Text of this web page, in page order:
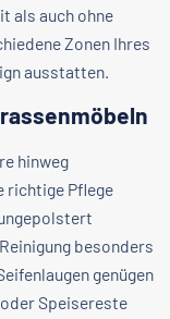
als auch ohne
Zonen Ihres
ausstatten.
hinweg
richtige Pflege
besonders
genügen
Speisereste